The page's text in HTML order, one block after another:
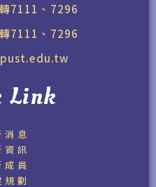
7111、7296
7111、7296
Link
消息
資訊
成員
規劃